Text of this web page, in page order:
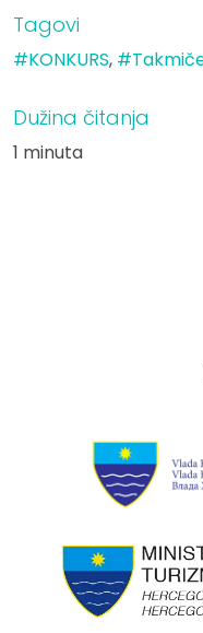
Tagovi
#KONKURS,
Dužina čitanja
1 minuta